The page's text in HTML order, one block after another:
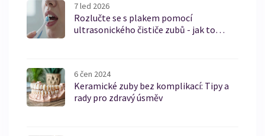
7 led 2026
Rozlučte se s plakem pomocí
ultrasonického čističe zubů - jak to
6 čen 2024
Keramické zuby bez komplikací: Tipy a
rady pro zdravý úsměv